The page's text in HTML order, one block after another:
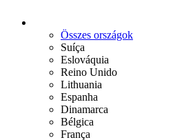
Összes országok
Suíça
Eslováquia
Reino Unido
Lithuania
Espanha
Dinamarca
Bélgica
França